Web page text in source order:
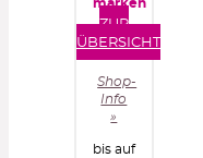
marken
ZUR
ÜBERSICHT
Shop-
Info
»
bis auf